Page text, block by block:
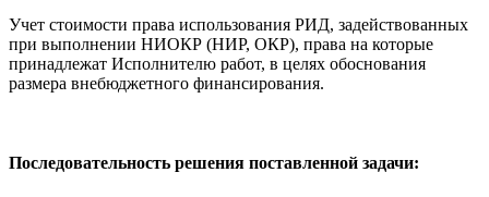
Учет стоимости права использования РИД, задействованных
при выполнении НИОКР (НИР, ОКР), права на которые
принадлежат Исполнителю работ, в целях обоснования
размера внебюджетного финансирования.
Последовательность решения поставленной задачи: